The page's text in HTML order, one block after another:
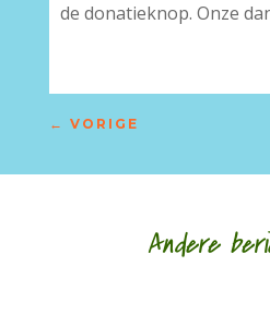
de donatieknop. Onze
← VORIGE
Andere